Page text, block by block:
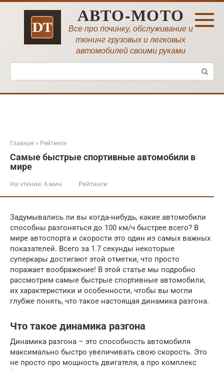
Перейти
АВТО-МОТО
Все про починку, обслуживание и
тюнинг грузовых и легковых
автомобилей своими руками
Поиск:
Главная » Рейтинги
Самые быстрые спортивные автомобили в
мире
На чтение: 6 мин Рейтинги
Задумывались ли вы когда-нибудь, какие автомобили
способны разгоняться до 100 км/ч быстрее всего? В
мире автоспорта и скорости это один из самых важных
показателей. Всего за 1.7 секунды некоторые
суперкары достигают этой отметки, что просто
поражает воображение! В этой статье мы подробно
рассмотрим самые быстрые спортивные автомобили,
их характеристики и особенности, чтобы вы могли
глубже понять, что такое настоящая динамика разгона.
Что такое динамика разгона
Динамика разгона – это способность автомобиля
максимально быстро увеличивать свою скорость. Это
не просто про мощность двигателя, а про комплекс